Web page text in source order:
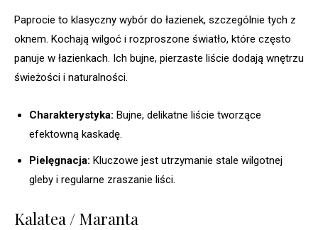
Paprocie to klasyczny wybór do łazienek, szczególnie tych z
oknem. Kochają wilgoć i rozproszone światło, które często
panuje w łazienkach. Ich bujne, pierzaste liście dodają wnętrzu
świeżości i naturalności.
Charakterystyka: Bujne, delikatne liście tworzące
efektowną kaskadę.
Pielęgnacja: Kluczowe jest utrzymanie stale wilgotnej
gleby i regularne zraszanie liści.
Kalatea / Maranta